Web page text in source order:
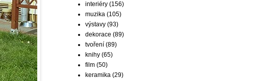
interiéry (156)
muzika (105)
výstavy (93)
dekorace (89)
tvoření (89)
knihy (65)
film (50)
keramika (29)